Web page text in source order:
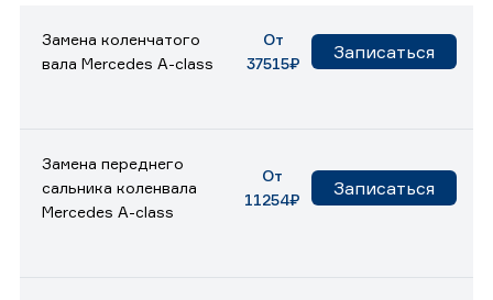
Замена коленчатого
вала Mercedes A-class
От
37515₽
Записаться
Замена переднего
сальника коленвала
Mercedes A-class
От
11254₽
Записаться